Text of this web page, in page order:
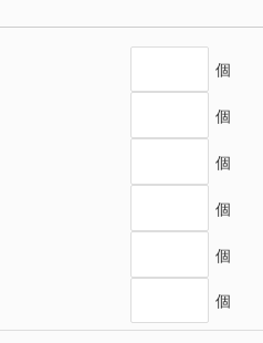
個
個
個
個
個
個